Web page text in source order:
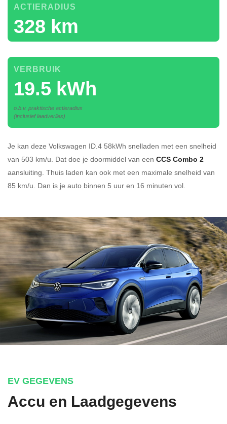
328 km
ACTIERADIUS
19.5 kWh
VERBRUIK
o.b.v. praktische actieradius
(inclusief laadverlies)
Je kan deze Volkswagen ID.4 58kWh snelladen met een snelheid
van 503 km/u. Dat doe je doormiddel van een CCS Combo 2
aansluiting. Thuis laden kan ook met een maximale snelheid van
85 km/u. Dan is je auto binnen 5 uur en 16 minuten vol.
EV GEGEVENS
Accu en Laadgegevens